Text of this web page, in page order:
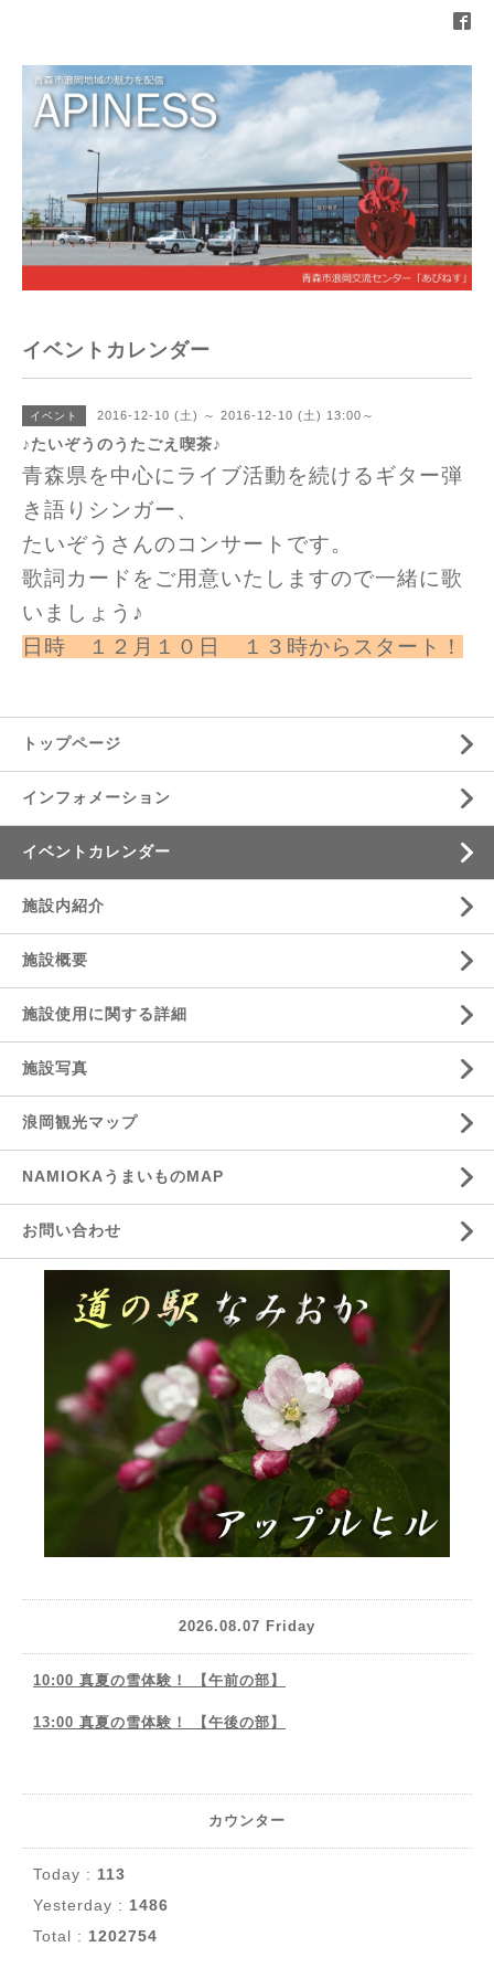
イベントカレンダー
イベント 2016-12-10 (土) ～ 2016-12-10 (土) 13:00～
♪たいぞうのうたごえ喫茶♪
青森県を中心にライブ活動を続けるギター弾
き語りシンガー、
たいぞうさんのコンサートです。
歌詞カードをご用意いたしますので一緒に歌
いましょう♪
日時 １２月１０日 １３時からスタート！
トップページ
インフォメーション
イベントカレンダー
施設内紹介
施設概要
施設使用に関する詳細
施設写真
浪岡観光マップ
NAMIOKAうまいものMAP
お問い合わせ
2026.08.07 Friday
10:00 真夏の雪体験！ 【午前の部】
13:00 真夏の雪体験！ 【午後の部】
カウンター
Today : 113
Yesterday : 1486
Total : 1202754